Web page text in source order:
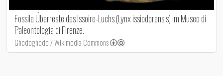
Fossile Überreste des Issoire-Luchs (Lynx issiodorensis) im Museo di
Paleontologia di Firenze.
Ghedoghedo / Wikimedia Commons